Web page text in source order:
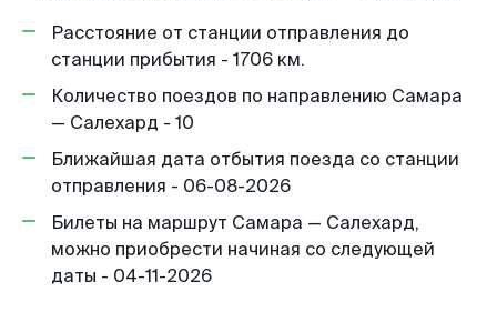
Расстояние от станции отправления до
станции прибытия - 1706 км.
Количество поездов по направлению Самара
— Салехард - 10
Ближайшая дата отбытия поезда со станции
отправления - 06-08-2026
Билеты на маршрут Самара — Салехард,
можно приобрести начиная со следующей
даты - 04-11-2026